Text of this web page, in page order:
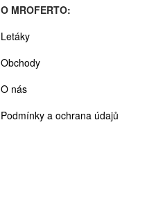
O MROFERTO:
Letáky
Obchody
O nás
Podmínky a ochrana údajů